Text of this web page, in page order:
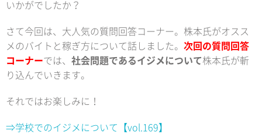
いかがでしたか？
さて今回は、大人気の質問回答コーナー。株本氏がオスス
メのバイトと稼ぎ方について話しました。 次回の質問回答
コーナーでは、 社会問題であるイジメについて株本氏が斬
り込んでいきます。
それではお楽しみに！
⇒学校でのイジメについて【vol.169】